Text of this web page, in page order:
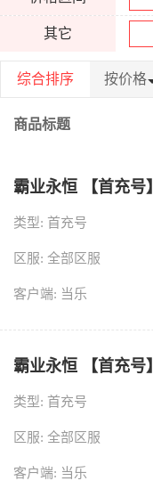
其它
综合排序 按价格
商品标题
霸业永恒 【首充号
类型: 首充号
区服: 全部区服
客户端: 当乐
霸业永恒 【首充号
类型: 首充号
区服: 全部区服
客户端: 当乐